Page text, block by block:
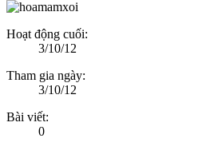
Hoạt động cuối:
3/10/12
Tham gia ngày:
3/10/12
Bài viết:
0